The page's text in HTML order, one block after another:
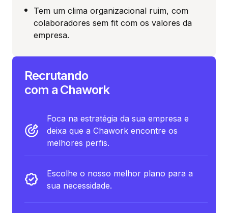
Tem um clima organizacional ruim, com
colaboradores sem fit com os valores da
empresa.
Recrutando
com a Chawork
Foca na estratégia da sua empresa e
deixa que a Chawork encontre os
melhores perfis.
Escolhe o nosso melhor plano para a
sua necessidade.